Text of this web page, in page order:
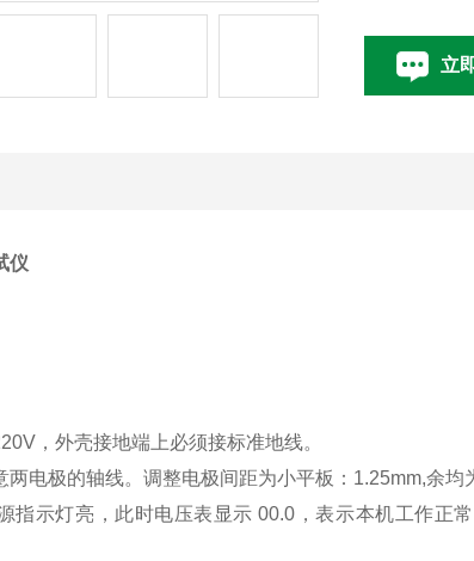
立
仪
，外壳接地端上必须接标准地线。
电极的轴线。调整电极间距为小平板：1.25mm,余均
指示灯亮，此时电压表显示 00.0，表示本机工作正